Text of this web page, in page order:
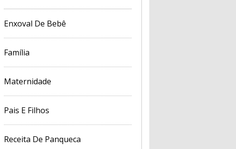
Enxoval De Bebê
Família
Maternidade
Pais E Filhos
Receita De Panqueca